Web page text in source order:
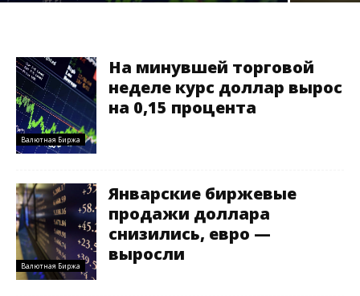
Валютная Биржа
На минувшей торговой
неделе курс доллар вырос
на 0,15 процента
Валютная Биржа
Январские биржевые
продажи доллара
снизились, евро —
выросли